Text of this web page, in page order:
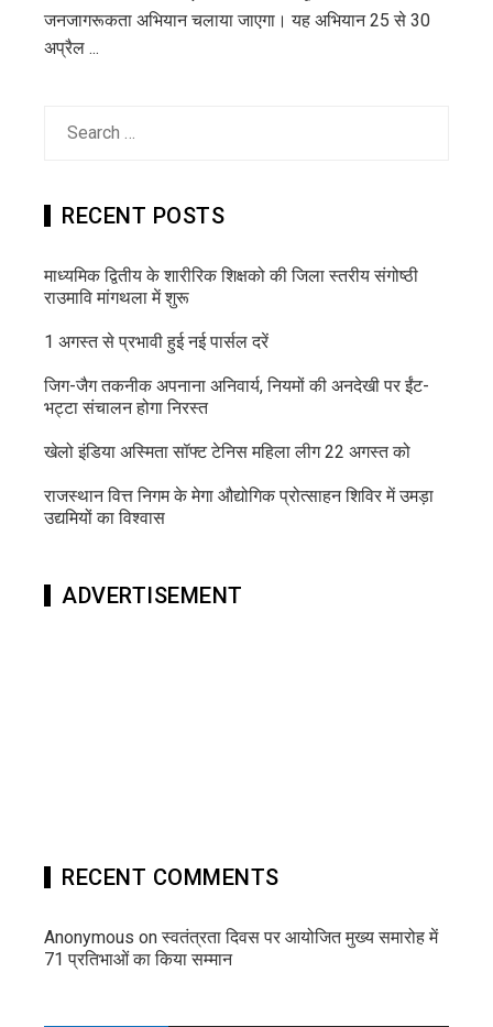
जनजागरूकता अभियान चलाया जाएगा। यह अभियान 25 से 30
अप्रैल ...
RECENT POSTS
माध्यमिक द्वितीय के शारीरिक शिक्षको की जिला स्तरीय संगोष्ठी
राउमावि मांगथला में शुरू
1 अगस्त से प्रभावी हुई नई पार्सल दरें
जिग-जैग तकनीक अपनाना अनिवार्य, नियमों की अनदेखी पर ईंट-
भट्टा संचालन होगा निरस्त
खेलो इंडिया अस्मिता सॉफ्ट टेनिस महिला लीग 22 अगस्त को
राजस्थान वित्त निगम के मेगा औद्योगिक प्रोत्साहन शिविर में उमड़ा
उद्यमियों का विश्वास
ADVERTISEMENT
RECENT COMMENTS
Anonymous onस्वतंत्रता दिवस पर आयोजित मुख्य समारोह में
71 प्रतिभाओं का किया सम्मान